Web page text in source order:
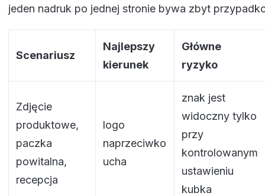
jeden nadruk po jednej stronie bywa zbyt
Scenariusz
Najlepszy
kierunek
Główne
ryzyko
Zdjęcie
produktowe,
paczka
powitalna,
recepcja
logo
naprzeciwko
ucha
znak jest
widoczny tylko
przy
kontrolowanym
ustawieniu
kubka